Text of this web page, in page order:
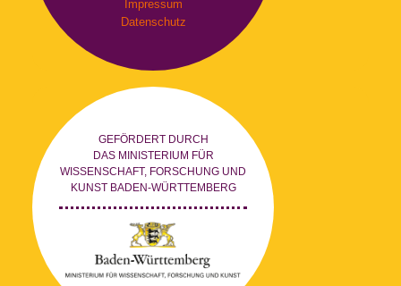
Impressum
Datenschutz
GEFÖRDERT DURCH
DAS MINISTERIUM FÜR
WISSENSCHAFT, FORSCHUNG UND
KUNST BADEN-WÜRTTEMBERG